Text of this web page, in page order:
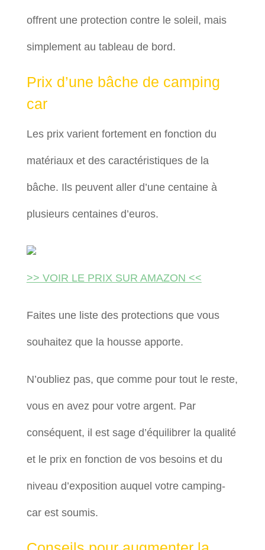
offrent une protection contre le soleil, mais
simplement au tableau de bord.
Prix d’une bâche de camping
car
Les prix varient fortement en fonction du
matériaux et des caractéristiques de la
bâche. Ils peuvent aller d’une centaine à
plusieurs centaines d’euros.
>> VOIR LE PRIX SUR AMAZON <<
Faites une liste des protections que vous
souhaitez que la housse apporte.
N’oubliez pas, que comme pour tout le reste,
vous en avez pour votre argent. Par
conséquent, il est sage d’équilibrer la qualité
et le prix en fonction de vos besoins et du
niveau d’exposition auquel votre camping-
car est soumis.